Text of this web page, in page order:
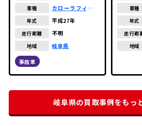
車種
カローラフィール
年式 平成27年
走行距離 不明
地域 岐阜県
事故車
車種
年式
走行距
地域
岐阜県の買取事例をもっ